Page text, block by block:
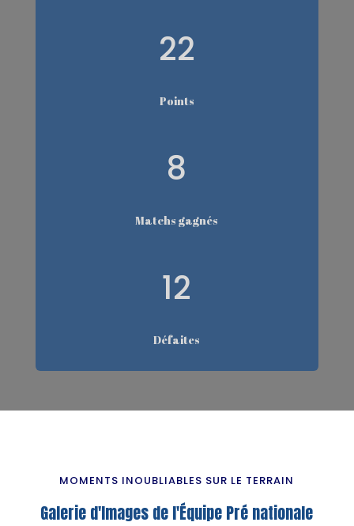
22
Points
8
Matchs gagnés
12
Défaites
MOMENTS INOUBLIABLES SUR LE TERRAIN
Galerie d'Images de l'Équipe Pré nationale